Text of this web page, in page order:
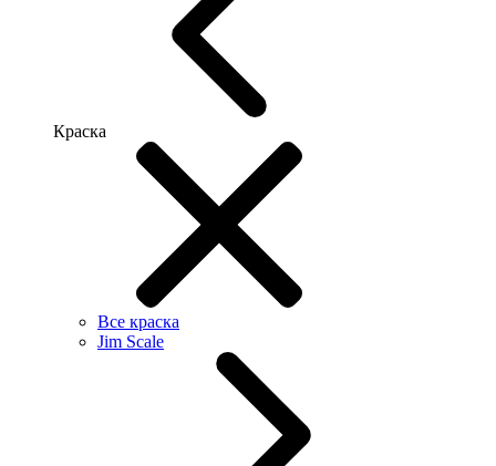
Краска
Все краска
Jim Scale